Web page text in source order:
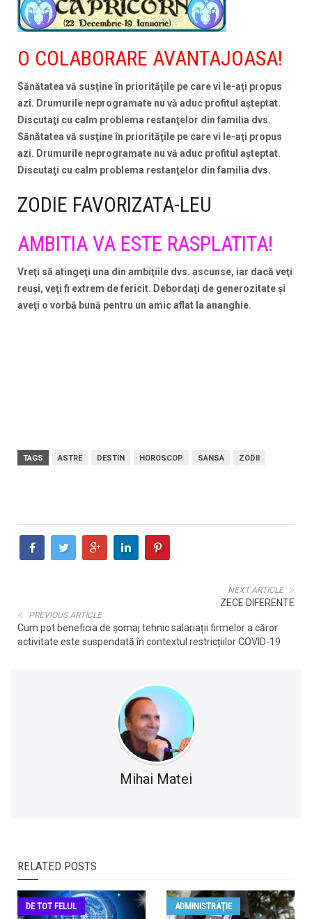
O COLABORARE AVANTAJOASA!
Sănătatea vă susţine în priorităţile pe care vi le-aţi propus
azi. Drumurile neprogramate nu vă aduc profitul aşteptat.
Discutaţi cu calm problema restanţelor din familia dvs.
Sănătatea vă susţine în priorităţile pe care vi le-aţi propus
azi. Drumurile neprogramate nu vă aduc profitul aşteptat.
Discutaţi cu calm problema restanţelor din familia dvs.
ZODIE FAVORIZATA-LEU
AMBITIA VA ESTE RASPLATITA!
Vreţi să atingeţi una din ambiţiile dvs. ascunse, iar dacă veţi
reuşi, veţi fi extrem de fericit. Debordaţi de generozitate şi
aveţi o vorbă bună pentru un amic aflat la ananghie.
TAGS ASTRE DESTIN HOROSCOP SANSA ZODII
NEXT ARTICLE
ZECE DIFERENTE
PREVIOUS ARTICLE
Cum pot beneficia de șomaj tehnic salariații firmelor a căror
activitate este suspendată în contextul restricțiilor COVID-19
Mihai Matei
RELATED POSTS
DE TOT FELUL ADMINISTRAŢIE